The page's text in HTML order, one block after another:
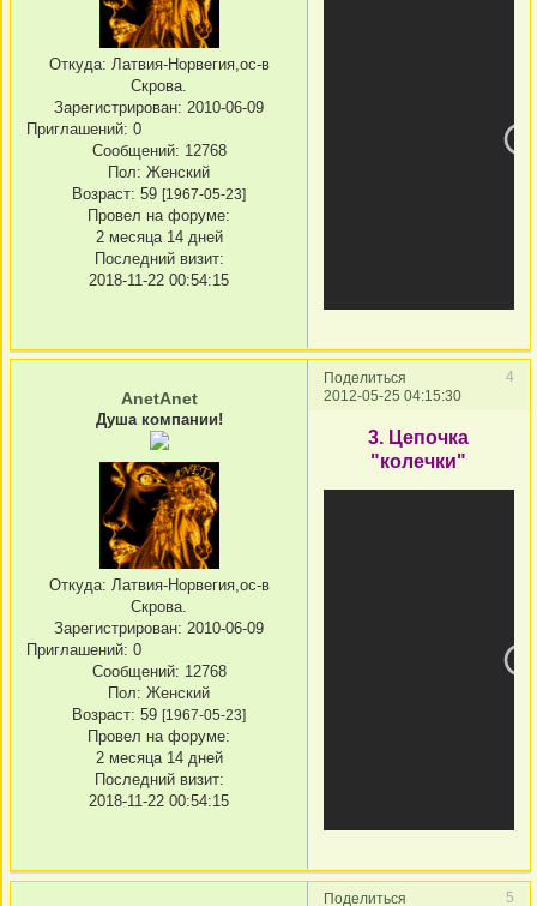
Откуда: Латвия-Норвегия,ос-в
Скрова.
Зарегистрирован: 2010-06-09
Приглашений: 0
Сообщений: 12768
Пол: Женский
Возраст: 59 [1967-05-23]
Провел на форуме:
2 месяца 14 дней
Последний визит:
2018-11-22 00:54:15
Поделиться
4
2012-05-25 04:15:30
AnetAnet
Душа компании!
Откуда: Латвия-Норвегия,ос-в
Скрова.
Зарегистрирован: 2010-06-09
Приглашений: 0
Сообщений: 12768
Пол: Женский
Возраст: 59 [1967-05-23]
Провел на форуме:
2 месяца 14 дней
Последний визит:
2018-11-22 00:54:15
3. Цепочка
"колечки"
Поделиться 5